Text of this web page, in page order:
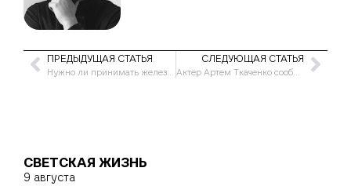
ПРЕДЫДУЩАЯ СТАТЬЯ
Нужно ли принимать железо во время месячных? Ответ нутрициолога
СЛЕДУЮЩАЯ СТАТЬЯ
Актер Артем Ткаченко сообщил о рождении четвертого ребенка
СВЕТСКАЯ ЖИЗНЬ
9 августа